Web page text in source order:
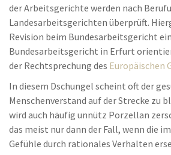
der Arbeitsgerichte werden nach
Landesarbeitsgerichten überprüft.
Revision beim Bundesarbeitsgericht
Bundesarbeitsgericht in Erfurt
der Rechtsprechung des Europäischen
In diesem Dschungel scheint oft der
Menschenverstand auf der Strecke zu
wird auch häufig unnütz Porzellan
das meist nur dann der Fall, wenn die
Gefühle durch rationales Verhalten